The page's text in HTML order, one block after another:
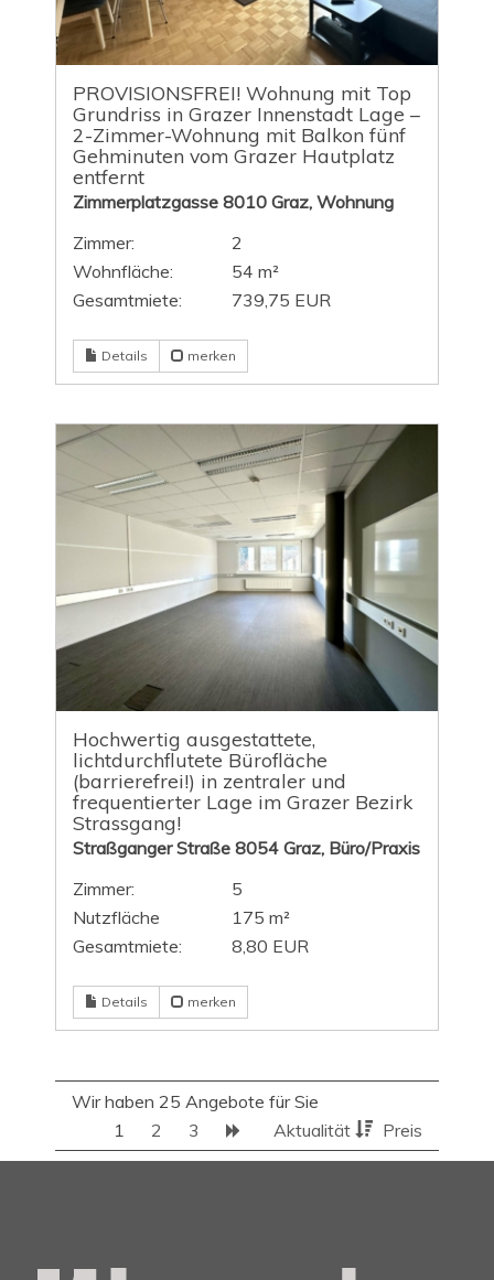
PROVISIONSFREI! Wohnung mit Top
Grundriss in Grazer Innenstadt Lage –
2-Zimmer-Wohnung mit Balkon fünf
Gehminuten vom Grazer Hautplatz
entfernt
Zimmerplatzgasse 8010 Graz, Wohnung
Zimmer:
2
Wohnfläche:
54 m²
Gesamtmiete:
739,75 EUR
Details merken
Hochwertig ausgestattete,
lichtdurchflutete Bürofläche
(barrierefrei!) in zentraler und
frequentierter Lage im Grazer Bezirk
Strassgang!
Straßganger Straße 8054 Graz, Büro/Praxis
Zimmer:
5
Nutzfläche
175 m²
Gesamtmiete:
8,80 EUR
Details merken
Wir haben 25 Angebote für Sie
1
2 3 Aktualität Preis